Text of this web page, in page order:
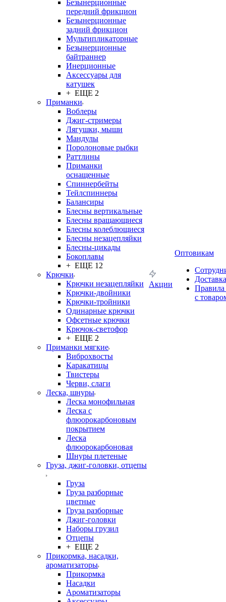
Безынерционные
передний фрикцион
Безынерционные
задний фрикцион
Мультипликаторные
Безынерционные
байтраннер
Инерционные
Аксессуары для
катушек
+ ЕЩЕ 2
Приманки
Воблеры
Джиг-стримеры
Лягушки, мыши
Мандулы
Поролоновые рыбки
Раттлины
Приманки
оснащенные
Спиннербейты
Тейлспиннеры
Балансиры
Блесны вертикальные
Блесны вращающиеся
Блесны колеблющиеся
Блесны незацепляйки
Блесны-цикады
Бокоплавы
+ ЕЩЕ 12
Крючки
Крючки незацепляйки
Крючки-двойники
Крючки-тройники
Одинарные крючки
Офсетные крючки
Крючок-светофор
+ ЕЩЕ 2
Приманки мягкие
Виброхвосты
Каракатицы
Твистеры
Черви, слаги
Леска, шнуры
Леска монофильная
Леска с
флюорокарбоновым
покрытием
Леска
флюорокарбоновая
Шнуры плетеные
Груза, джиг-головки, отцепы
Груза
Груза разборные
цветные
Груза разборные
Джиг-головки
Наборы грузил
Отцепы
+ ЕЩЕ 2
Прикормка, насадки,
ароматизаторы
Прикормка
Насадки
Ароматизаторы
Акции
Оптовикам
Доставка
Правила
с